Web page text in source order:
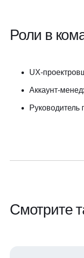
Роли в
UX-
Аккаунт-
Руководитель
Смотрите